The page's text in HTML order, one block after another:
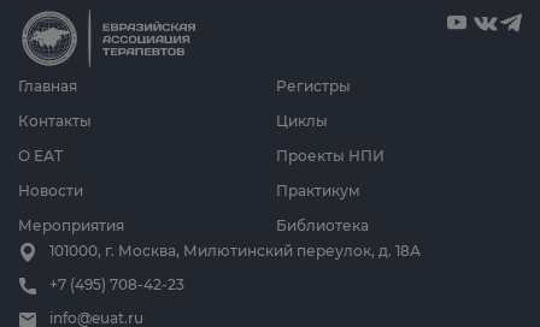
Главная
О ЕАТ
Новости
Мероприятия
Циклы
Проекты НПИ
Практикум
Библиотека
Регистры
Контакты
101000, г. Москва, Милютинский переулок, д. 18А
+7 (495) 708-42-23
info@euat.ru